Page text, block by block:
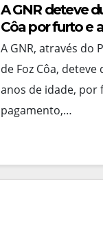
A GNR deteve
Côa por furto e
pagamento
A GNR, através do
de Foz Côa,
anos de idade, por
pagamento,…